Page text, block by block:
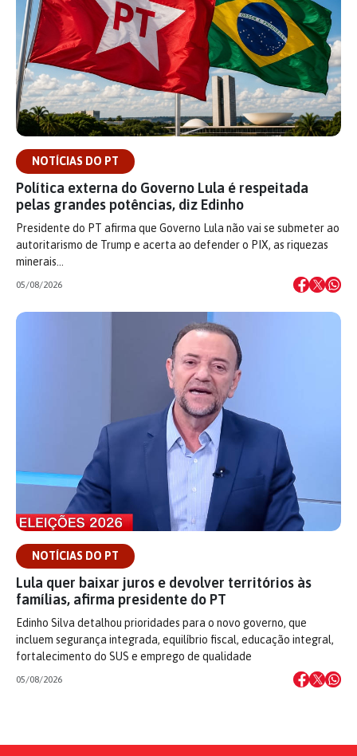
NOTÍCIAS DO PT
Política externa do Governo Lula é respeitada
pelas grandes potências, diz Edinho
Presidente do PT afirma que Governo Lula não vai se submeter ao
autoritarismo de Trump e acerta ao defender o PIX, as riquezas
minerais…
05/08/2026
NOTÍCIAS DO PT
Lula quer baixar juros e devolver territórios às
famílias, afirma presidente do PT
Edinho Silva detalhou prioridades para o novo governo, que
incluem segurança integrada, equilíbrio fiscal, educação integral,
fortalecimento do SUS e emprego de qualidade
05/08/2026